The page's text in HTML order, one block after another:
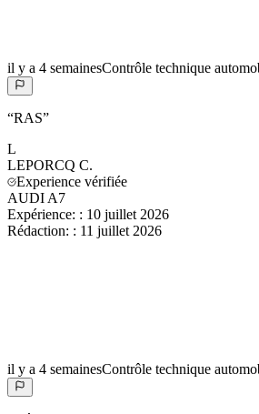
il y a 4 semainesContrôle technique
“RAS”
L
LEPORCQ C.
Experience vérifiée
AUDI A7
Expérience: : 10 juillet 2026
Rédaction: : 11 juillet 2026
il y a 4 semainesContrôle technique